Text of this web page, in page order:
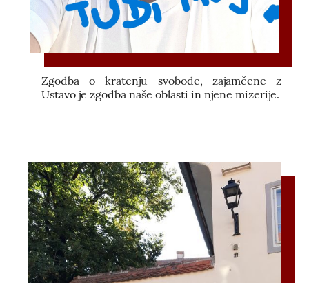
Zgodba o kratenju svobode, zajamčene z
Ustavo je zgodba naše oblasti in njene mizerije.